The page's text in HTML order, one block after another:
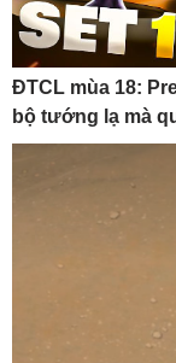
ĐTCL mùa 18:
bộ tướng lạ mà